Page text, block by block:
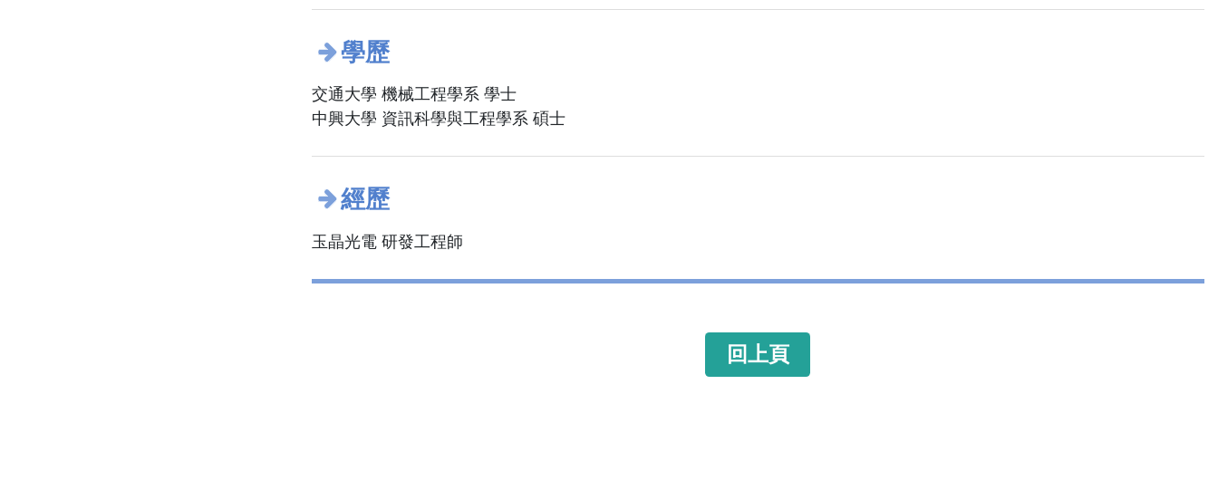
學歷
交通大學 機械工程學系 學士
中興大學 資訊科學與工程學系 碩士
經歷
玉晶光電 研發工程師
回上頁